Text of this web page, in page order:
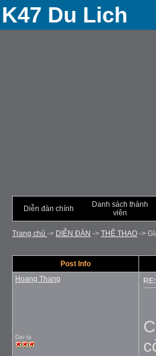
K47 Du Lich
Diễn đàn chính
Danh sách thành
viên
Trang chủ -> DIỄN ÐÀN -> THỂ THAO ->
Post Info
Hoang Thang
Dai tá